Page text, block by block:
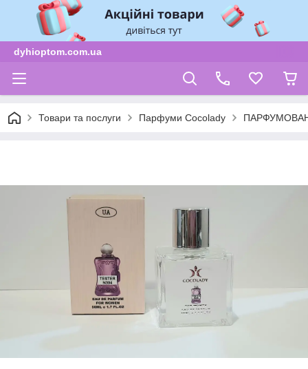
dyhioptom.com.ua
Товари та послуги Парфуми Cocolady